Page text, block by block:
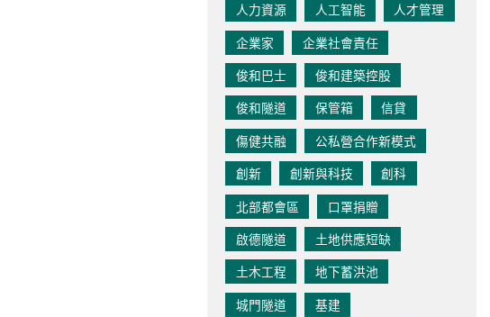
人力資源
人工智能
人才管理
企業家
企業社會責任
俊和巴士
俊和建築控股
俊和隧道
保管箱
信貸
傷健共融
公私營合作新模式
創新
創新與科技
創科
北部都會區
口罩捐贈
啟德隧道
土地供應短缺
土木工程
地下蓄洪池
城門隧道
基建